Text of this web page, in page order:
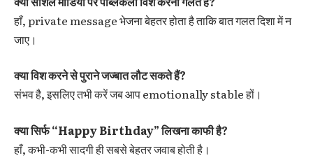
हाँ, private message भेजना बेहतर होता है ताकि बात गलत दिशा में न
जाए।
क्या विश करने से पुराने जज्बात लौट सकते हैं?
संभव है, इसलिए तभी करें जब आप emotionally stable हों।
क्या सिर्फ “Happy Birthday” लिखना काफी है?
हाँ, कभी-कभी सादगी ही सबसे बेहतर जवाब होती है।